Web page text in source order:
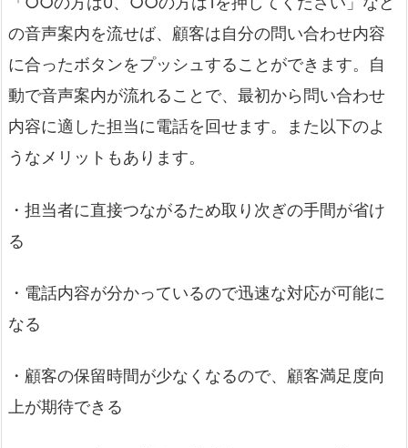
の音声案内を流せば、顧客は自分の問い合わせ内容
に合ったボタンをプッシュすることができます。自
動で音声案内が流れることで、最初から問い合わせ
内容に適した担当に電話を回せます。また以下のよ
うなメリットもあります。
・担当者に直接つながるため取り次ぎの手間が省け
る
・電話内容が分かっているので迅速な対応が可能に
なる
・顧客の保留時間が少なくなるので、顧客満足度向
上が期待できる